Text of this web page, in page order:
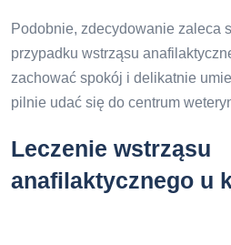
Podobnie, zdecydowanie zaleca
przypadku wstrząsu
zachować spokój i delikatnie
pilnie udać się do centrum
Leczenie wstrząsu
anafilaktycznego u